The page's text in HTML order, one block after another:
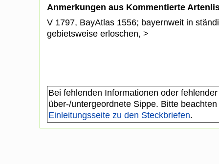
Anmerkungen aus Kommentierte
V 1797, BayAtlas 1556; bayernweit in
gebietsweise erloschen, >
Bei fehlenden Informationen oder
über-/untergeordnete Sippe. Bitte
Einleitungsseite zu den Steckbriefen.